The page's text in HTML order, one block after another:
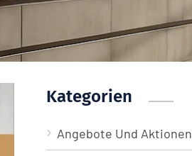
Kategorien
Angebote Und Aktionen